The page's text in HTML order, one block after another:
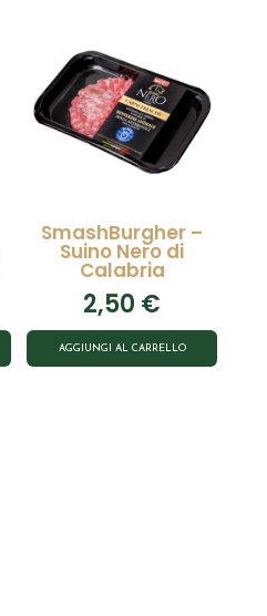
SmashBurgher –
Suino Nero di
Calabria
2,50 €
AGGIUNGI AL CARRELLO